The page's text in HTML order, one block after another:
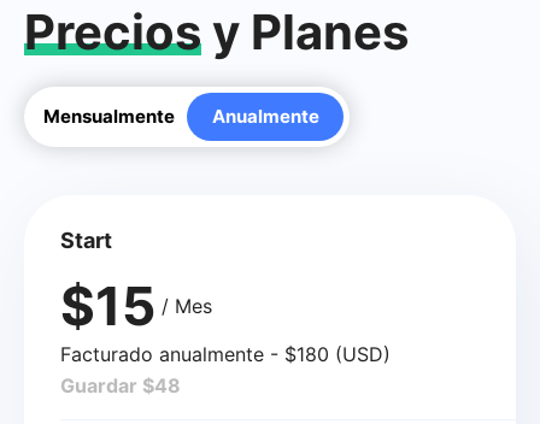
Preciosy Planes
Mensualmente Anualmente
Start
$15 / Mes
Facturado anualmente - $180 (USD)
Guardar $48